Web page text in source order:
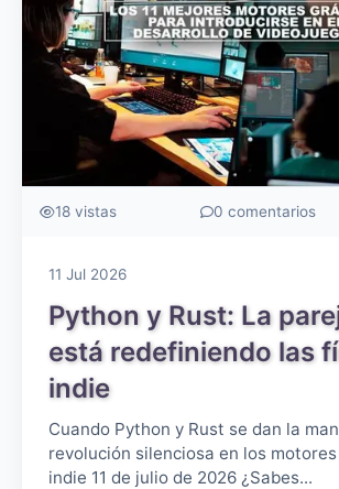
18 vistas 0 comentarios
11 Jul 2026
Python y Rust: La
está redefiniendo las
indie
Cuando Python y Rust se dan la
revolución silenciosa en los
indie 11 de julio de 2026 ¿Sabes...